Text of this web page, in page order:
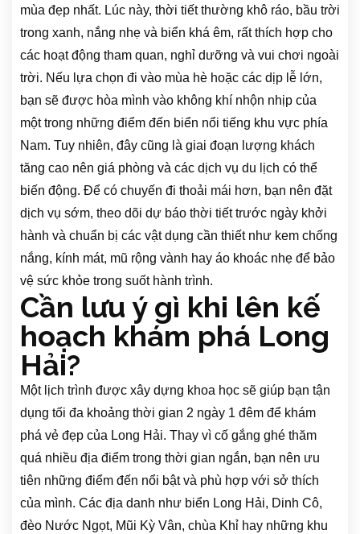
mùa đẹp nhất. Lúc này, thời tiết thường khô ráo, bầu trời
trong xanh, nắng nhẹ và biển khá êm, rất thích hợp cho
các hoạt động tham quan, nghỉ dưỡng và vui chơi ngoài
trời. Nếu lựa chọn đi vào mùa hè hoặc các dịp lễ lớn,
bạn sẽ được hòa mình vào không khí nhộn nhịp của
một trong những điểm đến biển nổi tiếng khu vực phía
Nam. Tuy nhiên, đây cũng là giai đoạn lượng khách
tăng cao nên giá phòng và các dịch vụ du lịch có thể
biến động. Để có chuyến đi thoải mái hơn, bạn nên đặt
dịch vụ sớm, theo dõi dự báo thời tiết trước ngày khởi
hành và chuẩn bị các vật dụng cần thiết như kem chống
nắng, kính mát, mũ rộng vành hay áo khoác nhẹ để bảo
vệ sức khỏe trong suốt hành trình.
Cần lưu ý gì khi lên kế
hoạch khám phá Long
Hải?
Một lịch trình được xây dựng khoa học sẽ giúp bạn tận
dụng tối đa khoảng thời gian 2 ngày 1 đêm để khám
phá vẻ đẹp của Long Hải. Thay vì cố gắng ghé thăm
quá nhiều địa điểm trong thời gian ngắn, bạn nên ưu
tiên những điểm đến nổi bật và phù hợp với sở thích
của mình. Các địa danh như biển Long Hải, Dinh Cô,
đèo Nước Ngọt, Mũi Kỳ Vân, chùa Khỉ hay những khu